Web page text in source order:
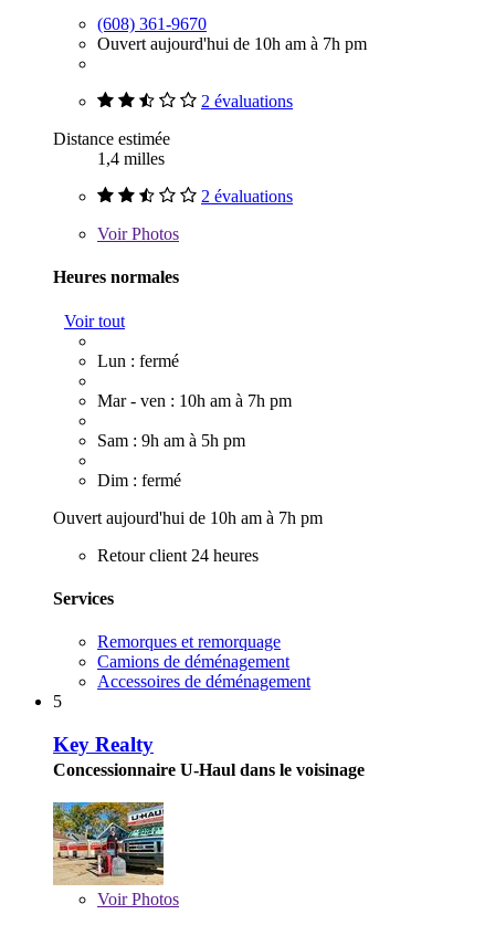
(608) 361-9670
Ouvert aujourd'hui de 10h am à 7h pm
2 évaluations
Distance estimée
1,4 milles
2 évaluations
VoirPhotos
Heures normales
Voir tout
Lun : fermé
Mar - ven : 10h am à 7h pm
Sam : 9h am à 5h pm
Dim : fermé
Ouvert aujourd'hui de 10h am à 7h pm
Retour client 24 heures
Services
Remorques et remorquage
Camions de déménagement
Accessoires de déménagement
5
Key Realty
Concessionnaire U-Haul dans le voisinage
VoirPhotos